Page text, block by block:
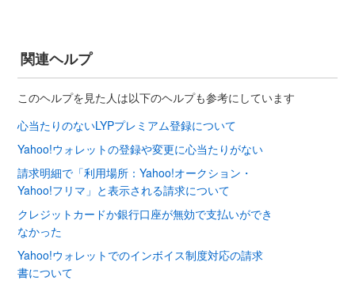
関連ヘルプ
このヘルプを見た人は以下のヘルプも参考にしています
心当たりのないLYPプレミアム登録について
Yahoo!ウォレットの登録や変更に心当たりがない
請求明細で「利用場所：Yahoo!オークション・
Yahoo!フリマ」と表示される請求について
クレジットカードか銀行口座が無効で支払いができ
なかった
Yahoo!ウォレットでのインボイス制度対応の請求
書について